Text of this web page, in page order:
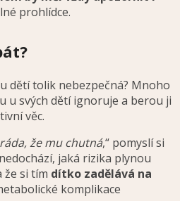
prohlídce.
dětí tolik nebezpečná? Mnoho
u svých dětí ignoruje a berou ji
věc.
že mu chutná,“ pomyslí si
jaká rizika plynou
že si tím dítko zadělává na
komplikace